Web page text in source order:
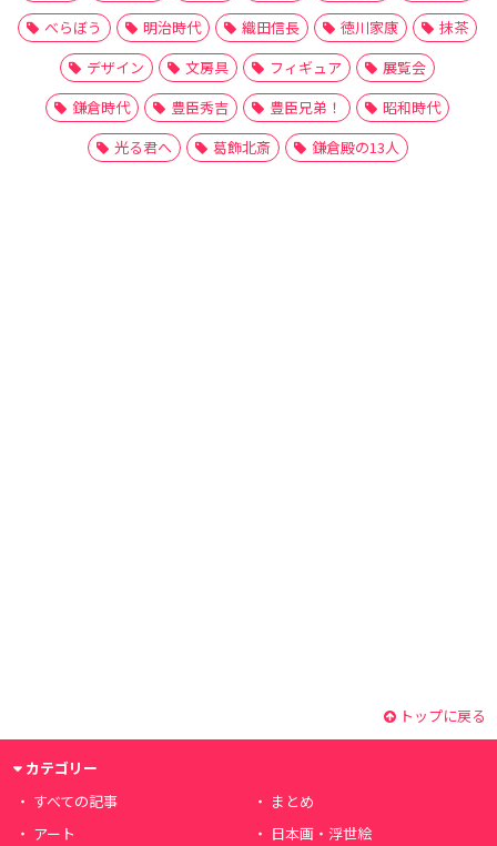
べらぼう
明治時代 織田信長 徳川家康
抹茶
デザイン
文房具 フィギュア
展覧会
鎌倉時代
豊臣秀吉 豊臣兄弟！
昭和時代
光る君へ
葛飾北斎 鎌倉殿の13人
トップに戻る
カテゴリー
すべての記事
まとめ
アート
日本画・浮世絵